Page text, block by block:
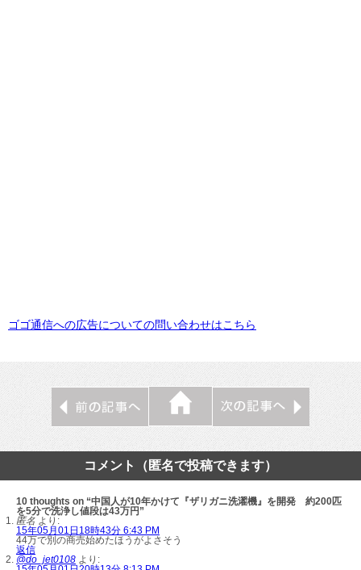
ゴゴ通信への広告についての問い合わせはこちら
コメント（匿名で投稿できます）
10 thoughts on “中国人が10年かけて『ザリガニ洗濯機』を開発 約200匹
を5分で洗浄し値段は43万円”
匿名 より:
15年05月01日18時43分 6:43 PM
44万で別の商売始めたほうがよさそう
返信
@do_jet0108 より: